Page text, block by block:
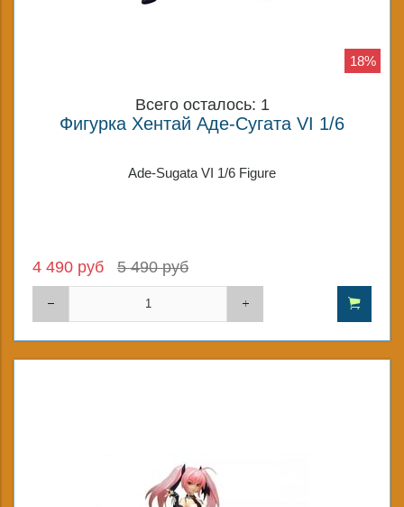
18%
Всего осталось: 1
Фигурка Хентай Аде-Сугата VI 1/6
Ade-Sugata VI 1/6 Figure
4 490 руб 5 490 руб